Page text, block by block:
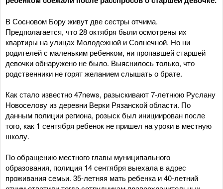
В Сосновом Бору живут две сестры отчима.
Предполагается, что 28 октября были осмотрены их
квартиры на улицах Молодежной и Солнечной. Но ни
родителей с маленьким ребенком, ни пропавшей старшей
девочки обнаружено не было. Выяснилось только, что
родственники не горят желанием слышать о брате.
Как стало известно 47news, разыскивают 7-летнюю Руслану
Новоселову из деревни Верки Рязанской области. По
данным полиции региона, розыск был инициирован после
того, как 1 сентября ребенок не пришел на уроки в местную
школу.
По обращению местного главы муниципального
образования, полиция 14 сентября выехала в адрес
проживания семьи. 35-летняя мать ребенка и 40-летний